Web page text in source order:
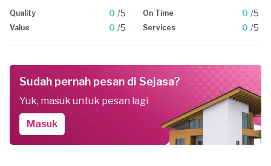
Quality 0 /5 On Time 0 /5
Value 0 /5 Services 0 /5
Sudah pernah pesan di Sejasa?
Yuk, masuk untuk pesan lagi
Masuk